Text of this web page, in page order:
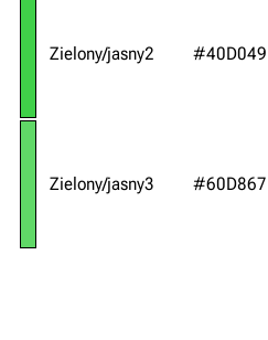
Zielony/jasny2 #40D049
Zielony/jasny3 #60D867